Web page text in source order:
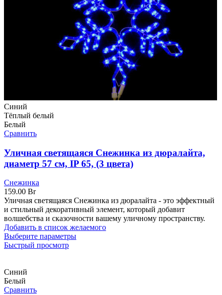
Синий
Тёплый белый
Белый
Сравнить
Уличная светящаяся Снежинка из дюралайта,
диаметр 57 см, IP 65, (3 цвета)
Снежинка
159.00 Br
Уличная светящаяся Снежинка из дюралайта - это эффектный
и стильный декоративный элемент, который добавит
волшебства и сказочности вашему уличному пространству.
Добавить в список желаемого
Выберите параметры
Быстрый просмотр
Синий
Белый
Сравнить